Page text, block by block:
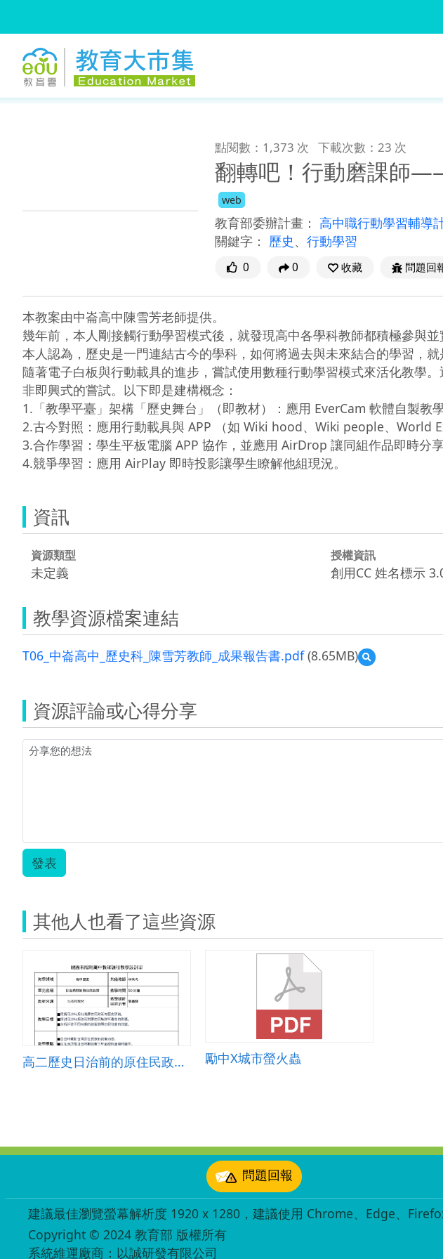
點閱數：1,373 次 下載次數：23 次
翻轉吧！行動磨課師
web
教育部委辦計畫： 高中職行動學習輔導
關鍵字：
歷史 、 行動學習
0 0 收藏 問題回
本教案由中崙高中陳雪芳老師提供。
幾年前，本人剛接觸行動學習模式後，就發現高中各學科教師都積極參與
本人認為，歷史是一門連結古今的學科，如何將過去與未來結合的學習，
隨著電子白板與行動載具的進步，嘗試使用數種行動學習模式來活化教學
非即興式的嘗試。以下即是建構概念：
1.「教學平臺」架構「歷史舞台」（即教材）：應用 EverCam 軟體自製教
2.古今對照：應用行動載具與 APP （如 Wiki hood、Wiki people、World
3.合作學習：學生平板電腦 APP 協作，並應用 AirDrop 讓同組作品即時分享
4.競爭學習：應用 AirPlay 即時投影讓學生瞭解他組現況。
資訊
資源類型
未定義
授權資訊
創用CC 姓名標示
教學資源檔案連結
T06_中崙高中_歷史科_陳雪芳教師_成果報告書.pdf(8.65MB)
預
覽
中
芳
告
資源評論或心得分享
發表
其他人也看了這些資源
高二歷史日治前的原住民政策教案 勵中X城市螢火蟲
問題回報
建議最佳瀏覽螢幕解析度 1920 x 1280，建議使用 Chrome、Edge、
Copyright © 2024 教育部 版權所有
系統維運廠商：以誠研發有限公司